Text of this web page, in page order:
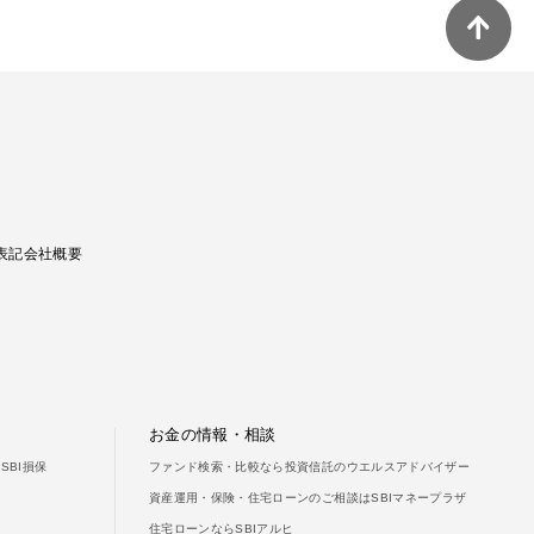
記会社概要
損保
お金の情報・相談
ファンド検索・比較なら投資信託のウエルスアドバイザー
資産運用・保険・住宅ローンのご相談はSBIマネープラザ
住宅ローンならSBIアルヒ